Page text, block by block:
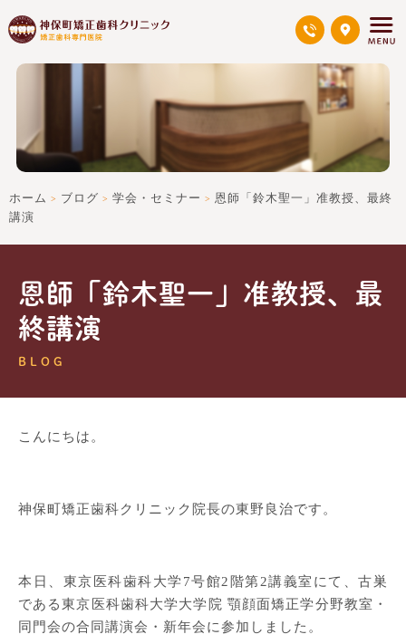
ホーム > ブログ > 学会・セミナー > 恩師「鈴木聖一」准教授、最終
講演
恩師「鈴木聖一」准教授、最
終講演
BLOG
こんにちは。
神保町矯正歯科クリニック院長の東野良治です。
本日、東京医科歯科大学7号館2階第2講義室にて、古巣
である東京医科歯科大学大学院 顎顔面矯正学分野教室・
同門会の合同講演会・新年会に参加しました。